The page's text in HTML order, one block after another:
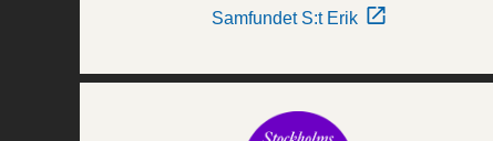
Samfundet S:t Erik